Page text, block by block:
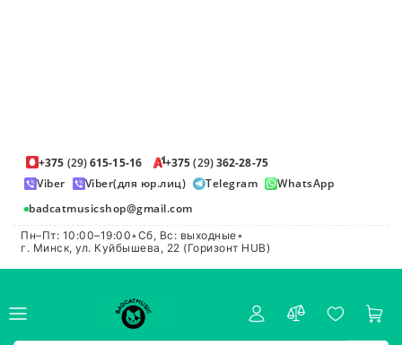
+375 (29)615-15-16 +375(29)362-28-75
Viber
Viber(для юр.лиц) Telegram
WhatsApp
badcatmusicshop@gmail.com
Пн–Пт: 10:00–19:00•Сб, Вс: выходные•
г. Минск, ул. Куйбышева, 22 (Горизонт HUB)